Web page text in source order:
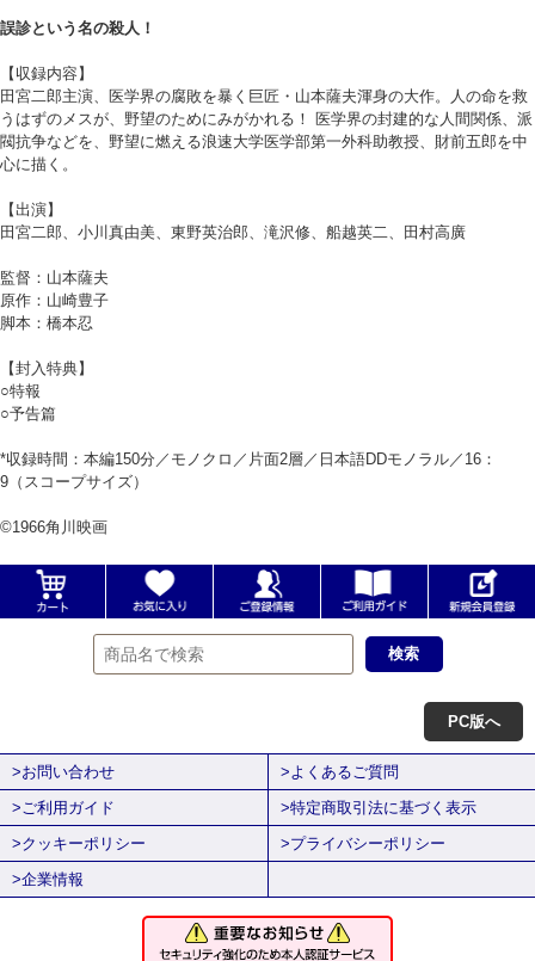
誤診という名の殺人！
【収録内容】
田宮二郎主演、医学界の腐敗を暴く巨匠・山本薩夫渾身の大作。人の命を救
うはずのメスが、野望のためにみがかれる！ 医学界の封建的な人間関係、派
閥抗争などを、野望に燃える浪速大学医学部第一外科助教授、財前五郎を中
心に描く。
【出演】
田宮二郎、小川真由美、東野英治郎、滝沢修、船越英二、田村高廣
監督：山本薩夫
原作：山崎豊子
脚本：橋本忍
【封入特典】
○特報
○予告篇
*収録時間：本編150分／モノクロ／片面2層／日本語DDモノラル／16：
9（スコープサイズ）
©1966角川映画
PC版へ
>お問い合わせ
>よくあるご質問
>ご利用ガイド
>特定商取引法に基づく表示
>クッキーポリシー
>プライバシーポリシー
>企業情報